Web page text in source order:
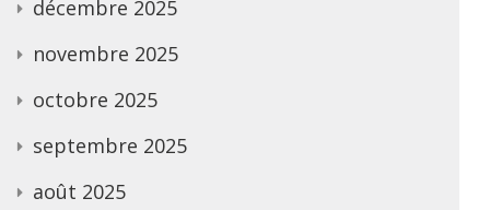
décembre 2025
novembre 2025
octobre 2025
septembre 2025
août 2025